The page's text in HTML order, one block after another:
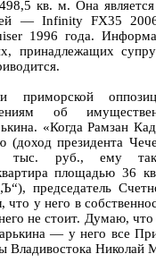
кв. м. Она является
— Infinity FX35
1996 года.
принадлежащих
приморской
об
«Когда Рамзан
(доход президента
тыс. руб., ему
площадью 36
председатель
что у него в
не стоит. Думаю,
— у него все
Владивостока Николай